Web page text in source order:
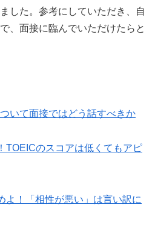
した。参考にしていただき、自
、面接に臨んでいただけたらと
いて面接ではどう話すべきか
TOEICのスコアは低くてもアピ
よ！「相性が悪い」は言い訳に